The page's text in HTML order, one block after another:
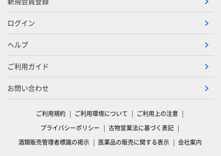
ログイン
ヘルプ
ご利用ガイド
お問い合わせ
ご利用規約 ご利用環境について
ご利用上の注意
プライバシーポリシー
古物営業法に基づく表記
酒類販売管理者標識の掲示
医薬品の販売に関する表示 会社案内